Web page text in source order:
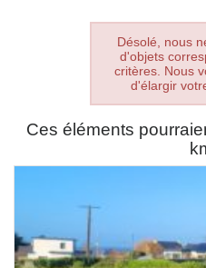
Désolé, nous
d'objets
critères. Nous
d'élargir
Ces éléments